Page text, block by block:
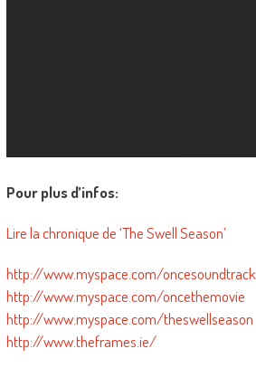
Pour plus d’infos:
Lire la chronique de ‘The Swell Season’
http://www.myspace.com/oncesoundtrack
http://www.myspace.com/oncethemovie
http://www.myspace.com/theswellseason
http://www.theframes.ie/